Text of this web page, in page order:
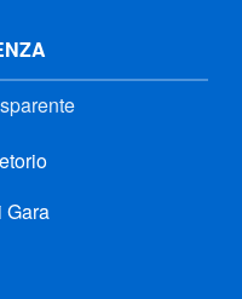
Gara